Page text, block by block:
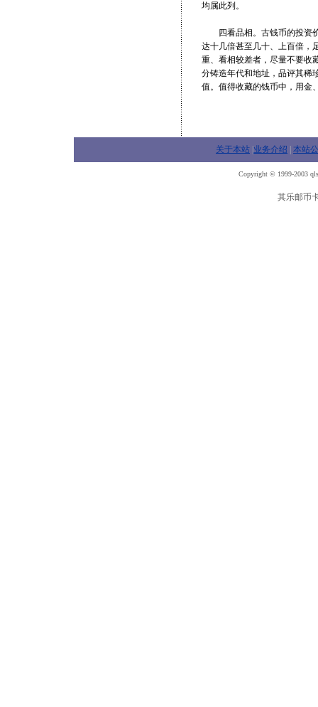
均属此列。
四看品相。古钱币的投资价
达十几倍甚至几十、上百倍，
重、看相较差者，尽量不要收
分铸造年代和地址，品评其稀
值。值得收藏的钱币中，用金
关于本站 业务介绍 本站
Copyright © 1999-2003
其乐邮币